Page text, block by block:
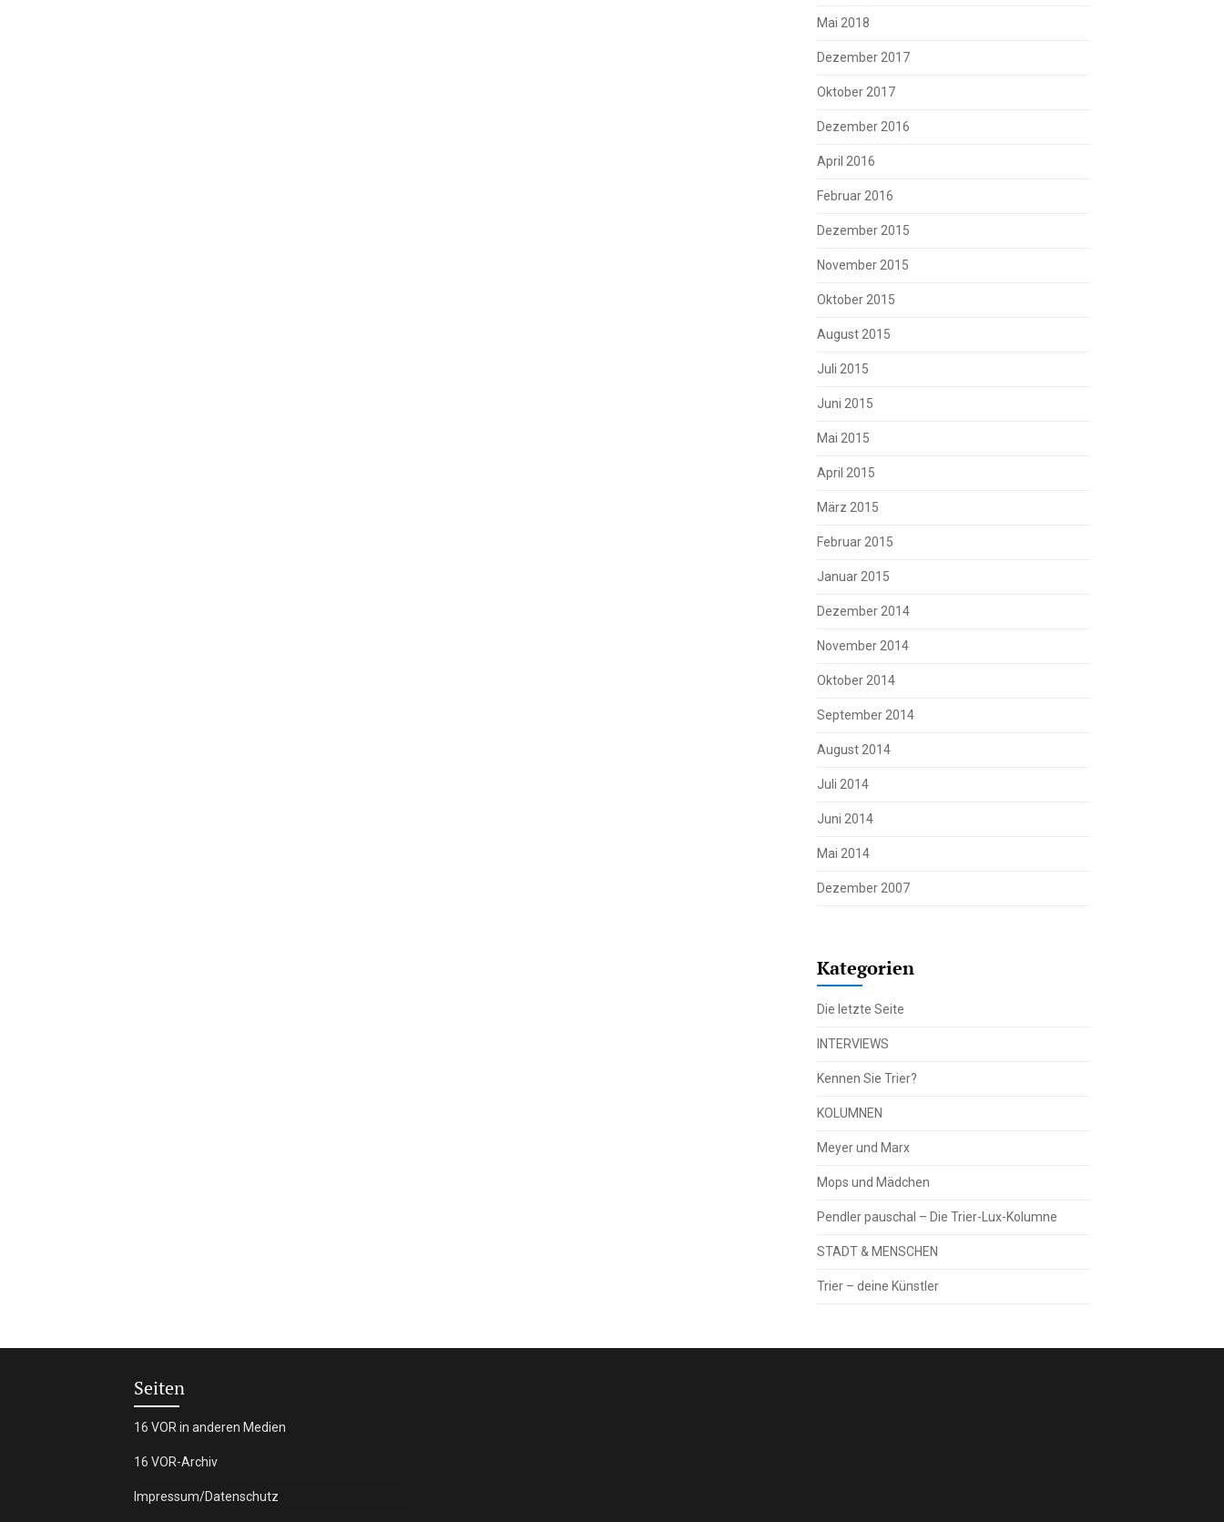
Mai 2018
Dezember 2017
Oktober 2017
Dezember 2016
April 2016
Februar 2016
Dezember 2015
November 2015
Oktober 2015
August 2015
Juli 2015
Juni 2015
Mai 2015
April 2015
März 2015
Februar 2015
Januar 2015
Dezember 2014
November 2014
Oktober 2014
September 2014
August 2014
Juli 2014
Juni 2014
Mai 2014
Dezember 2007
Kategorien
Die letzte Seite
INTERVIEWS
Kennen Sie Trier?
KOLUMNEN
Meyer und Marx
Mops und Mädchen
Pendler pauschal – Die Trier-Lux-Kolumne
STADT & MENSCHEN
Trier – deine Künstler
Seiten
16 VOR in anderen Medien
16 VOR-Archiv
Impressum/Datenschutz